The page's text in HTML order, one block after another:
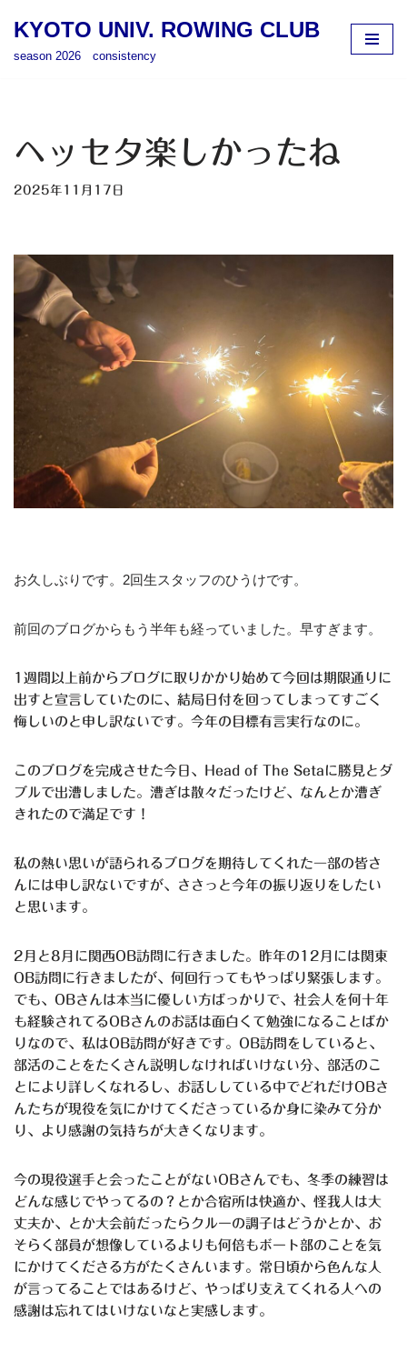
へ
KYOTO UNIV. ROWING CLUB
season 2026 consistency
ヘッセタ楽しかったね
2025年11月17日
お久しぶりです。2回生スタッフのひうけです。
前回のブログからもう半年も経っていました。早すぎます。
1週間以上前からブログに取りかかり始めて今回は期限通りに
出すと宣言していたのに、結局日付を回ってしまってすごく
悔しいのと申し訳ないです。今年の目標有言実行なのに。
このブログを完成させた今日、Head of The Setaに勝見とダ
ブルで出漕しました。漕ぎは散々だったけど、なんとか漕ぎ
きれたので満足です！
私の熱い思いが語られるブログを期待してくれた一部の皆さ
んには申し訳ないですが、ささっと今年の振り返りをしたい
と思います。
2月と8月に関西OB訪問に行きました。昨年の12月には関東
OB訪問に行きましたが、何回行ってもやっぱり緊張します。
でも、OBさんは本当に優しい方ばっかりで、社会人を何十年
も経験されてるOBさんのお話は面白くて勉強になることばか
りなので、私はOB訪問が好きです。OB訪問をしていると、
部活のことをたくさん説明しなければいけない分、部活のこ
とにより詳しくなれるし、お話ししている中でどれだけOBさ
んたちが現役を気にかけてくださっているか身に染みて分か
り、より感謝の気持ちが大きくなります。
今の現役選手と会ったことがないOBさんでも、冬季の練習は
どんな感じでやってるの？とか合宿所は快適か、怪我人は大
丈夫か、とか大会前だったらクルーの調子はどうかとか、お
そらく部員が想像しているよりも何倍もボート部のことを気
にかけてくださる方がたくさんいます。常日頃から色んな人
が言ってることではあるけど、やっぱり支えてくれる人への
感謝は忘れてはいけないなと実感します。